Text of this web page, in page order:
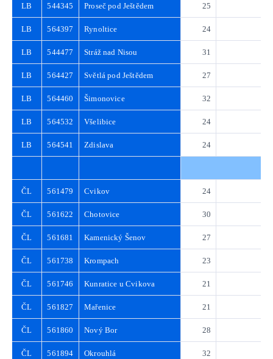
LB 544345 Proseč pod Ještědem 25
LB 564397 Rynoltice 24
LB 544477 Stráž nad Nisou 31
LB 564427 Světlá pod Ještědem 27
LB 564460 Šimonovice 32
LB 564532 Všelibice 24
LB 564541 Zdislava 24
ČL 561479 Cvikov 24
ČL 561622 Chotovice 30
ČL 561681 Kamenický Šenov 27
ČL 561738 Krompach 23
ČL 561746 Kunratice u Cvikova 21
ČL 561827 Mařenice 21
ČL 561860 Nový Bor 28
ČL 561894 Okrouhlá 32